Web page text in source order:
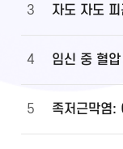
3
4
5